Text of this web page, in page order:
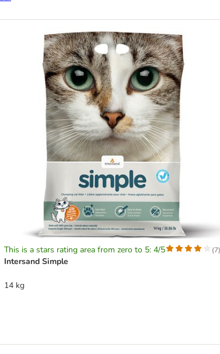
This is a stars rating area from zero to 5: 4/5 (7)
Intersand Simple
14 kg